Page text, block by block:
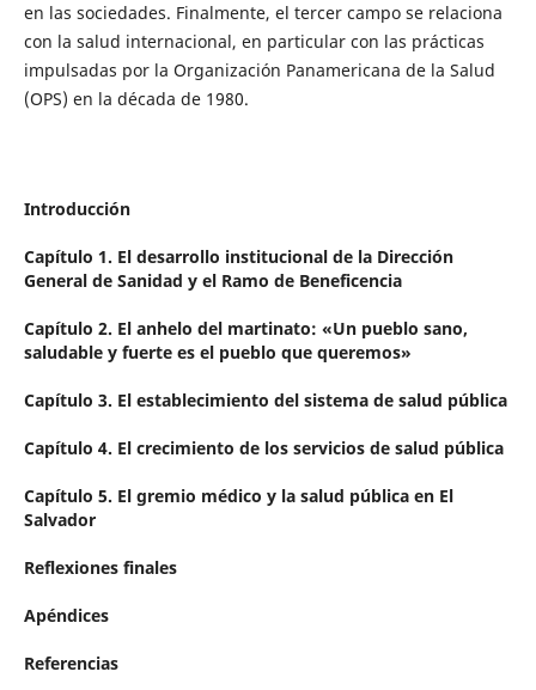
en las sociedades. Finalmente, el tercer campo se relaciona
con la salud internacional, en particular con las prácticas
impulsadas por la Organización Panamericana de la Salud
(OPS) en la década de 1980.
Introducción
Capítulo 1. El desarrollo institucional de la Dirección
General de Sanidad y el Ramo de Beneficencia
Capítulo 2. El anhelo del martinato: «Un pueblo sano,
saludable y fuerte es el pueblo que queremos»
Capítulo 3. El establecimiento del sistema de salud pública
Capítulo 4. El crecimiento de los servicios de salud pública
Capítulo 5. El gremio médico y la salud pública en El
Salvador
Reflexiones finales
Apéndices
Referencias